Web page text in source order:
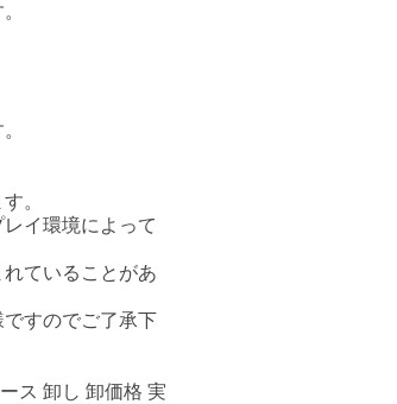
。
イ環境によって
ていることがあ
すのでご了承下
ス 卸し 卸価格 実